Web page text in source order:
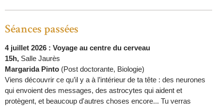
Séances passées
4 juillet 2026 : Voyage au centre du cerveau
15h, Salle Jaurès
Margarida Pinto (Post doctorante, Biologie)
Viens découvrir ce qu’il y a à l’intérieur de ta tête : des neurones
qui envoient des messages, des astrocytes qui aident et
protègent, et beaucoup d'autres choses encore... Tu verras